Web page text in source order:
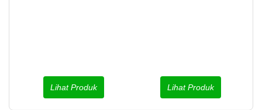
Lihat Produk Lihat Produk